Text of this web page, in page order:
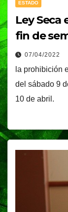
ESTADO
Ley Seca
fin de
07/04/2022
la prohibición
del sábado 9
10 de abril.